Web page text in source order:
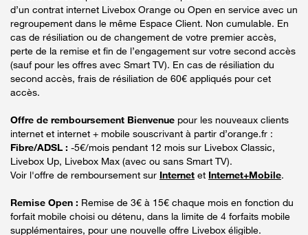
d’un contrat internet Livebox Orange ou Open en service avec un
regroupement dans le même Espace Client. Non cumulable. En
cas de résiliation ou de changement de votre premier accès,
perte de la remise et fin de l’engagement sur votre second accès
(sauf pour les offres avec Smart TV). En cas de résiliation du
second accès, frais de résiliation de 60€ appliqués pour cet
accès.
Offre de remboursement Bienvenue pour les nouveaux clients
internet et internet + mobile souscrivant à partir d’orange.fr :
Fibre/ADSL : -5€/mois pendant 12 mois sur Livebox Classic,
Livebox Up, Livebox Max (avec ou sans Smart TV).
Voir l'offre de remboursement sur Internet et Internet+Mobile.
Remise Open : Remise de 3€ à 15€ chaque mois en fonction du
forfait mobile choisi ou détenu, dans la limite de 4 forfaits mobile
supplémentaires, pour une nouvelle offre Livebox éligible.